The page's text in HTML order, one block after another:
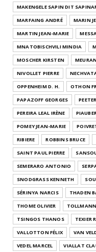
MAKENGELE SAPIN DIT
MARFAING ANDRÉ
MARIN
MARTIN JEAN-MARIE
MNATOBISCHVILI MINDIA
MOSCHER KIRSTEN
NIVOLLET PIERRE
OPPENHEIM D. H.
OTHON
PAPAZOFF GEORGES
PEREIRA LEAL IRÈNE
POMEY JEAN-MARIE
RIBIERE
ROBBINS BRUCE
SAINT PAUL PIERRE
SEMERARO ANTONIO
SNODGRASS KENNETH
SÉRINYA NARCIS
THADEN
THOME OLIVIER
TSINGOS THANOS
TEXIER
VALLOTTON FÉLIX
VAN
VEDEL MARCEL
VIALLAT